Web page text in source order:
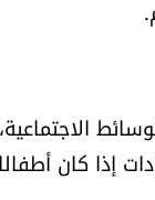
إذا كان